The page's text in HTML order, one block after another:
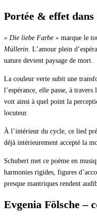
Portée & effet dans
« Die liebe Farbe » marque le
Müllerin . L’amour plein
nature devient paysage de mort.
La couleur verte subit une
l’espérance, elle passe, à
voit ainsi à quel point la
locuteur.
À l’intérieur du cycle, ce lied
déjà intérieurement accepté la
Schubert met ce poème en
harmonies rigides, figures
presque mantriques rendent
Evgenia Fölsche –